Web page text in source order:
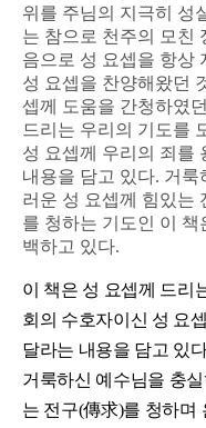
위를 주님의 지극히 성
는 참으로 천주의 모친
음으로 성 요셉을 항상
성 요셉을 찬양해왔던
셉께 도움을 간청하였
드리는 우리의 기도를
성 요셉께 우리의 죄를
내용을 담고 있다. 거
러운 성 요셉께 힘있는
를 청하는 기도인 이
백하고 있다.
이 책은 성 요셉께 드리
회의 수호자이신 성 요
달라는 내용을 담고 있
거룩하신 예수님을 충
는 전구(傳求)를 청하며